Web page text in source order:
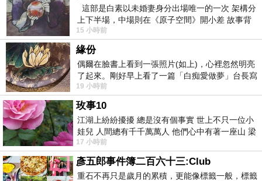
「這是怎麼一回事？！」辦好手續，將夏實
和李勳接回家裏，季雪氣得聯手都在發抖。
跟在李勳後頭的跟班只走到門口，就被季雪
給攔了下來，不准他們進入她家。
兩個孩子都受了傷，夏實沒什麼大礙，只有
一點擦傷，倒是李勳，他的臉被劃了一刀，手臂
縫了十針，看起來真痛，但他的樣子像不痛不癢
似的。
這部是白素以未婚妻身分出場唯一的一次 架構分
上下半場，中場則在《原子空間》開小差 故事背
景影射西藏境外流亡 地下組織
15 小時前
緣份
偶爾在臉書上看到一張照片(如上)，心裡忽然明亮
了起來。剛好早上看了一篇「白痴愛做夢」台長寫
的貼文，在回顧年輕時瘋狂愛上
19 小時前
玫事10
江湖上紛紛擾擾 總是沒有個事實 世上不只一位小
娃兒 人間總有千千萬萬人 他們心中有著一座山 梁
山佛山泰華衡恆嵩 一山之高
17 小時前
彥五郎事件簿二百六十三:Club
重石不再只是歲月的累積，更能像標籤一般，標籤